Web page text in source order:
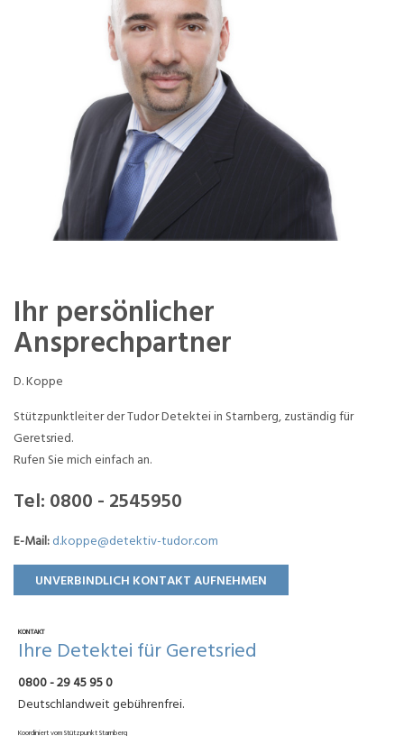
Ihr persönlicher
Ansprechpartner
D. Koppe
Stützpunktleiter der Tudor Detektei in Starnberg, zuständig für
Geretsried.
Rufen Sie mich einfach an.
Tel: 0800 - 2545950
E-Mail:d.koppe@detektiv-tudor.com
UNVERBINDLICH KONTAKT AUFNEHMEN
KONTAKT
Ihre Detektei für Geretsried
0800 - 29 45 95 0
Deutschlandweit gebührenfrei.
Koordiniert vom Stützpunkt Starnberg